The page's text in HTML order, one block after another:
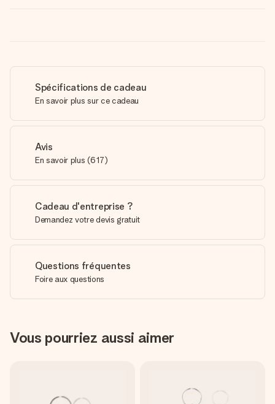
Spécifications de cadeau
En savoir plus sur ce cadeau
Avis
En savoir plus (617)
Cadeau d'entreprise ?
Demandez votre devis gratuit
Questions fréquentes
Foire aux questions
Vous pourriez aussi aimer